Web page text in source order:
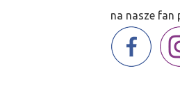
na nasze fan